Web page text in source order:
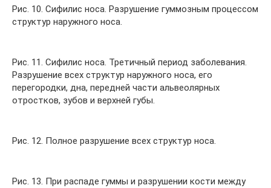
Рис. 10. Сифилис носа. Разрушение гуммозным процессом
структур наружного носа.
Рис. 11. Сифилис носа. Третичный период заболевания.
Разрушение всех структур наружного носа, его
перегородки, дна, передней части альвеолярных
отростков, зубов и верхней губы.
Рис. 12. Полное разрушение всех структур носа.
Рис. 13. При распаде гуммы и разрушении кости между